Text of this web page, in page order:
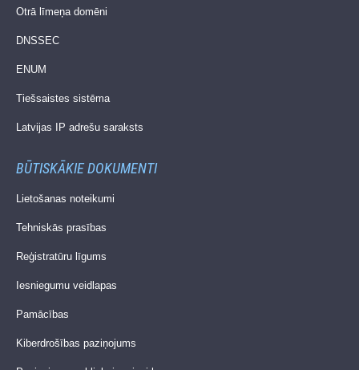
Otrā līmeņa domēni
DNSSEC
ENUM
Tiešsaistes sistēma
Latvijas IP adrešu saraksts
BŪTISKĀKIE DOKUMENTI
Lietošanas noteikumi
Tehniskās prasības
Reģistratūru līgums
Iesniegumu veidlapas
Pamācības
Kiberdrošības paziņojums